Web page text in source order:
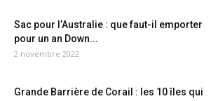
Sac pour l’Australie : que faut-il emporter
pour un an Down...
2 novembre 2022
Grande Barrière de Corail : les 10 îles qui